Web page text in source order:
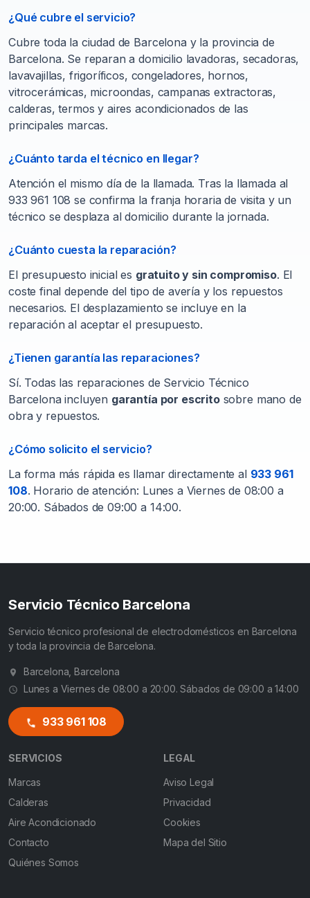
¿Qué cubre el servicio?
Cubre toda la ciudad de Barcelona y la provincia de
Barcelona. Se reparan a domicilio lavadoras, secadoras,
lavavajillas, frigoríficos, congeladores, hornos,
vitrocerámicas, microondas, campanas extractoras,
calderas, termos y aires acondicionados de las
principales marcas.
¿Cuánto tarda el técnico en llegar?
Atención el mismo día de la llamada. Tras la llamada al
933 961 108 se confirma la franja horaria de visita y un
técnico se desplaza al domicilio durante la jornada.
¿Cuánto cuesta la reparación?
El presupuesto inicial es gratuito y sin compromiso. El
coste final depende del tipo de avería y los repuestos
necesarios. El desplazamiento se incluye en la
reparación al aceptar el presupuesto.
¿Tienen garantía las reparaciones?
Sí. Todas las reparaciones de Servicio Técnico
Barcelona incluyen garantía por escritosobre mano de
obra y repuestos.
¿Cómo solicito el servicio?
La forma más rápida es llamar directamente al 933 961
108. Horario de atención: Lunes a Viernes de 08:00 a
20:00. Sábados de 09:00 a 14:00.
Servicio Técnico Barcelona
Servicio técnico profesional de electrodomésticos en Barcelona
y toda la provincia de Barcelona.
Barcelona, Barcelona
Lunes a Viernes de 08:00 a 20:00. Sábados de 09:00 a 14:00
933 961 108
SERVICIOS
Marcas
Calderas
Aire Acondicionado
Contacto
Quiénes Somos
LEGAL
Aviso Legal
Privacidad
Cookies
Mapa del Sitio